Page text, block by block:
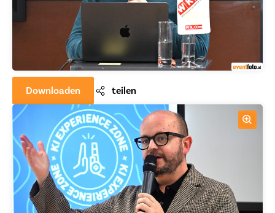
Downloaden teilen